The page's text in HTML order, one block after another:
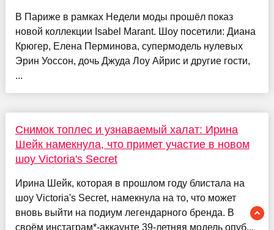
В Париже в рамках Недели моды прошёл показ
новой коллекции Isabel Marant. Шоу посетили: Диана
Крюгер, Елена Перминова, супермодель нулевых
Эрин Уоссон, дочь Джуда Лоу Айрис и другие гости,
...
Снимок топлес и узнаваемый халат: Ирина
Шейк намекнула, что примет участие в новом
шоу Victoria's Secret
Ирина Шейк, которая в прошлом году блистала на
шоу Victoria's Secret, намекнула на то, что может
вновь выйти на подиум легендарного бренда. В
своём инстаграм*-аккаунте 39-летняя модель опуб...